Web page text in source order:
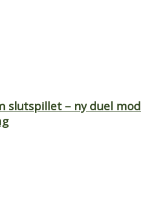
slutspillet – ny duel mod